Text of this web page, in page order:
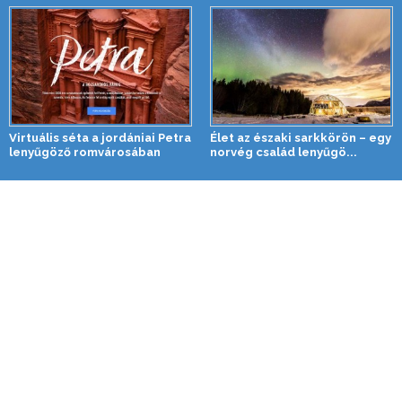
Virtuális séta a jordániai Petra
lenyűgöző romvárosában
Élet az északi sarkkörön – egy
norvég család lenyűgö...